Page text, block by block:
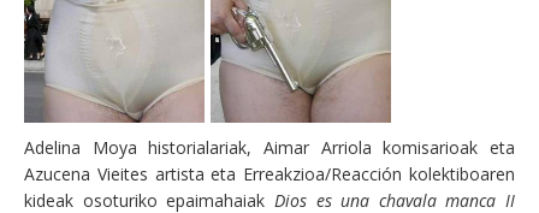
Adelina Moya historialariak, Aimar Arriola komisarioak eta
Azucena Vieites artista eta Erreakzioa/Reacción kolektiboaren
kideak osoturiko epaimahaiak Dios es una chavala manca II